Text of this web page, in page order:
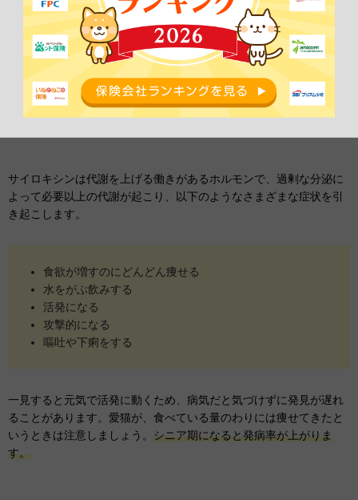
甲状腺機能亢進症
甲状腺機能亢進症は、サイロキシンと呼ばれる甲状腺ホルモンが過
剰に分泌されることで起こる病気です。過剰分泌が起こる原因は明
サイロキシンは代謝を上げる働きがあるホルモンで、過剰な分泌に
よって必要以上の代謝が起こり、以下のようなさまざまな症状を引
き起こします。
食欲が増すのにどんどん痩せる
水をがぶ飲みする
活発になる
攻撃的になる
嘔吐や下痢をする
一見すると元気で活発に動くため、病気だと気づけずに発見が遅れ
ることがあります。愛猫が、食べている量のわりには痩せてきたと
いうときは注意しましょう。 シニア期になると発病率が上がりま
す。